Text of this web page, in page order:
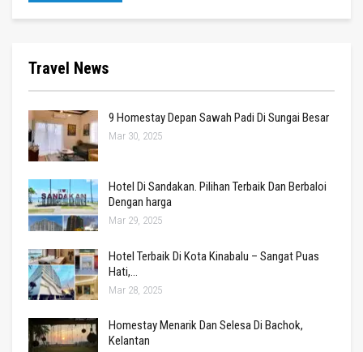
Travel News
9 Homestay Depan Sawah Padi Di Sungai Besar
Mar 30, 2025
Hotel Di Sandakan. Pilihan Terbaik Dan Berbaloi
Dengan harga
Mar 29, 2025
Hotel Terbaik Di Kota Kinabalu – Sangat Puas
Hati,…
Mar 28, 2025
Homestay Menarik Dan Selesa Di Bachok,
Kelantan